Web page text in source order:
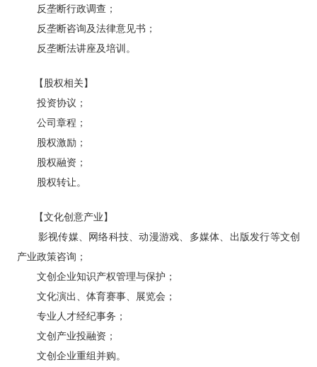
反垄断行政调查；
反垄断咨询及法律意见书；
反垄断法讲座及培训。
【股权相关】
投资协议；
公司章程；
股权激励；
股权融资；
股权转让。
【文化创意产业】
影视传媒、网络科技、动漫游戏、多媒体、出版发行等文创
产业政策咨询；
文创企业知识产权管理与保护；
文化演出、体育赛事、展览会；
专业人才经纪事务；
文创产业投融资；
文创企业重组并购。